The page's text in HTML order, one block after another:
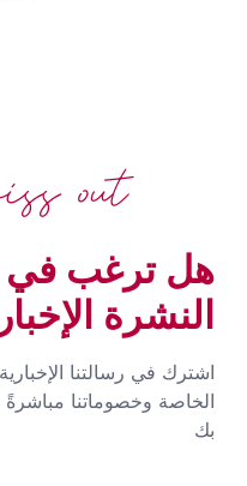
هل ترغب في
النشرة
اشترك في رسالتنا
الخاصة وخصوماتنا
بك
out